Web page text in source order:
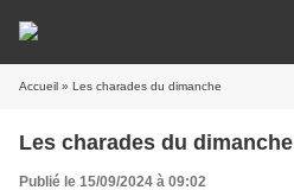
Accueil » Les charades du dimanche
Les charades du dimanche
Publié le 15/09/2024 à 09:02